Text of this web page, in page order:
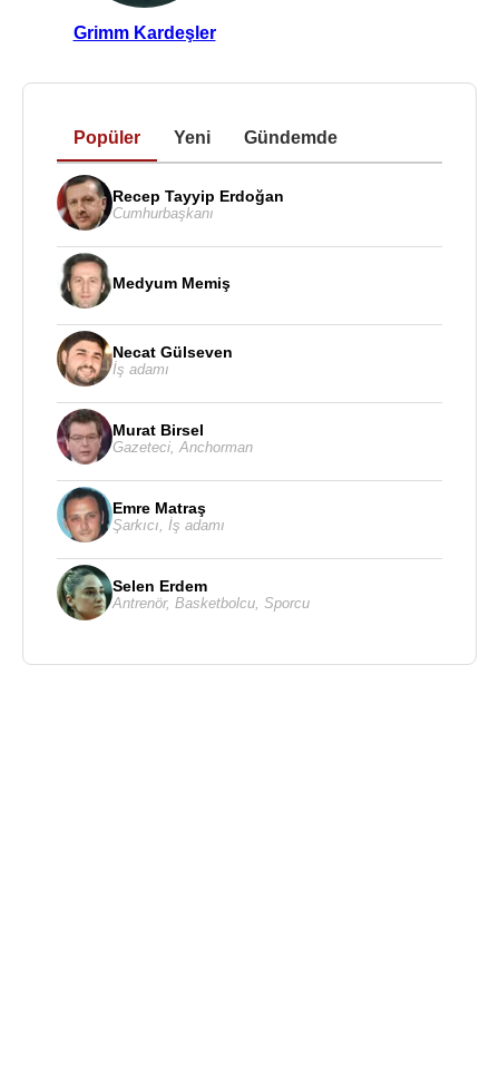
Grimm Kardeşler
Popüler Yeni Gündemde
Recep Tayyip Erdoğan
Cumhurbaşkanı
Medyum Memiş
Necat Gülseven
İş adamı
Murat Birsel
Gazeteci,Anchorman
Emre Matraş
Şarkıcı, İş adamı
Selen Erdem
Antrenör, Basketbolcu, Sporcu